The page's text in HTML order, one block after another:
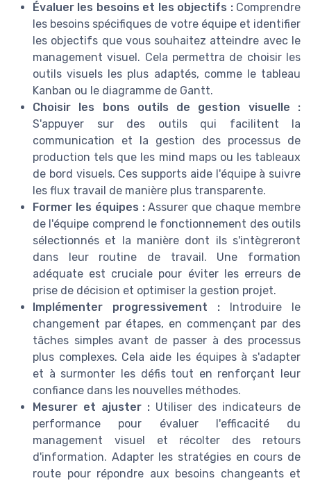
Évaluer les besoins et les objectifs :Comprendre
les besoins spécifiques de votre équipe et identifier
les objectifs que vous souhaitez atteindre avec le
management visuel. Cela permettra de choisir les
outils visuels les plus adaptés, comme le tableau
Kanban ou le diagramme de Gantt.
Choisir les bons outils de gestion visuelle :
S'appuyer sur des outils qui facilitent la
communication et la gestion des processus de
production tels que les mind maps ou les tableaux
de bord visuels. Ces supports aide l'équipe à suivre
les flux travail de manière plus transparente.
Former les équipes :Assurer que chaque membre
de l'équipe comprend le fonctionnement des outils
sélectionnés et la manière dont ils s'intègreront
dans leur routine de travail. Une formation
adéquate est cruciale pour éviter les erreurs de
prise de décision et optimiser la gestion projet.
Implémenter progressivement : Introduire le
changement par étapes, en commençant par des
tâches simples avant de passer à des processus
plus complexes. Cela aide les équipes à s'adapter
et à surmonter les défis tout en renforçant leur
confiance dans les nouvelles méthodes.
Mesurer et ajuster : Utiliser des indicateurs de
performance pour évaluer l'efficacité du
management visuel et récolter des retours
d'information. Adapter les stratégies en cours de
route pour répondre aux besoins changeants et